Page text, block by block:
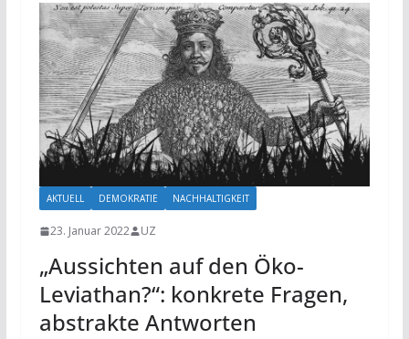
AKTUELL DEMOKRATIE NACHHALTIGKEIT
23. Januar 2022 UZ
„Aussichten auf den Öko-
Leviathan?“: konkrete Fragen,
abstrakte Antworten